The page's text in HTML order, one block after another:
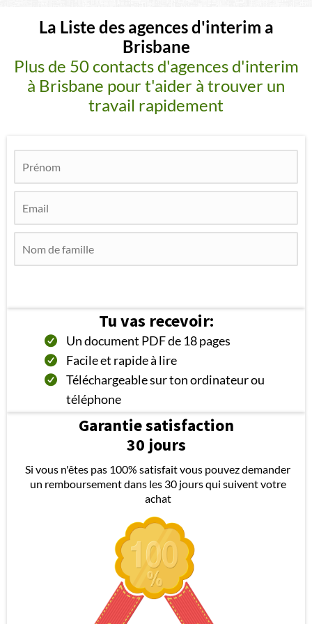
La Liste des agences d'interim a
Brisbane
Plus de 50 contacts d'agences d'interim
à Brisbane pour t'aider à trouver un
travail rapidement
Tu vas recevoir:
Un document PDF de 18 pages
Facile et rapide à lire
Téléchargeable sur ton ordinateur ou
téléphone
Garantie satisfaction
30 jours
Si vous n'êtes pas 100% satisfait vous pouvez demander
un remboursement dans les 30 jours qui suivent votre
achat